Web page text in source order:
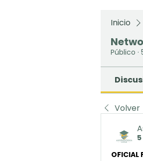
Inicio
Público ·
Volver
OFICIAL